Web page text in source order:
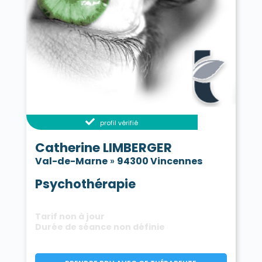
Saint-Mandé 94160
Saint-Maur-des-Fossés 94100
Saint-Maur-des-Fossés 94210
Saint-Maurice 94410
Santeny 94440
Sucy-en-Brie 94370
Thiais 94320
Valenton 94460
Villecresnes 94440
Villeneuve-le-Roi 94290
Villeneuve-Saint-Georges 94190
Vincennes 94300
Vitry-sur-Seine 94400
profil vérifié
Catherine LIMBERGER
Val-de-Marne» 94300 Vincennes
Psychothérapie
Tarif non à jour
Durée de séance non définie